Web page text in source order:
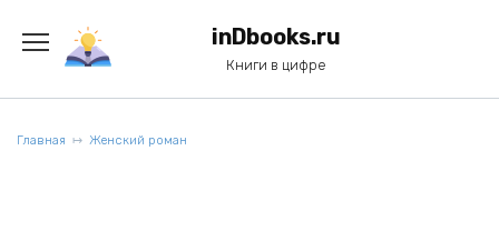
содержанию
inDbooks.ru
Книги в цифре
Главная Женский роман